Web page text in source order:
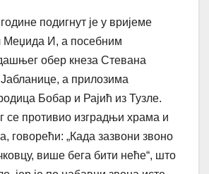
подигнут је у вријеме
Меџида И, а посебним
обер кнеза Стевана
а прилозима
Бобар и Рајић из Тузле.
се противио изградњи храма и
говорећи: „Када зазвони звоно
више бега бити неће“, што